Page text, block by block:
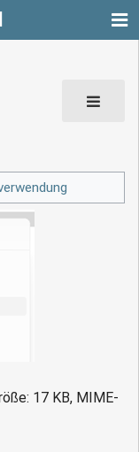
17 KB, MIME-